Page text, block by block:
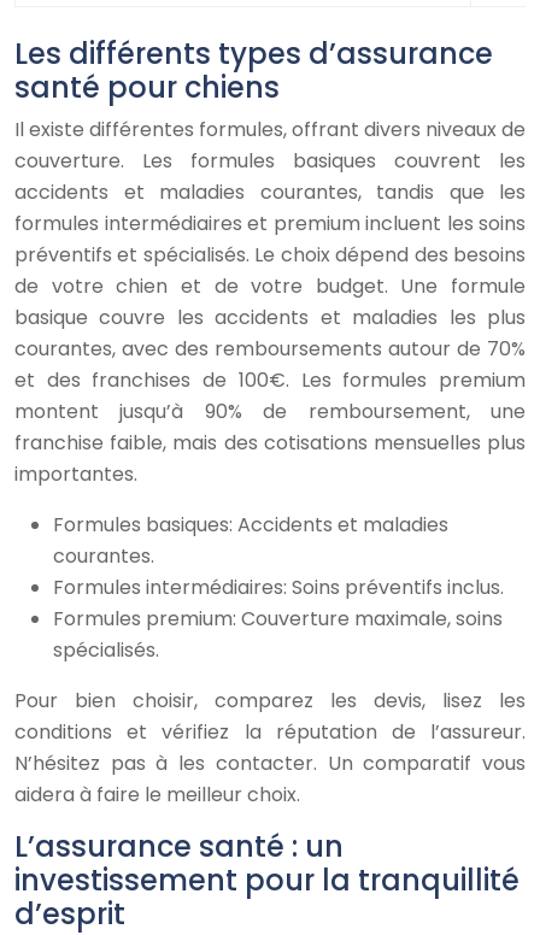
Les différents types d’assurance
santé pour chiens
Il existe différentes formules, offrant divers niveaux de
couverture. Les formules basiques couvrent les
accidents et maladies courantes, tandis que les
formules intermédiaires et premium incluent les soins
préventifs et spécialisés. Le choix dépend des besoins
de votre chien et de votre budget. Une formule
basique couvre les accidents et maladies les plus
courantes, avec des remboursements autour de 70%
et des franchises de 100€. Les formules premium
montent jusqu’à 90% de remboursement, une
franchise faible, mais des cotisations mensuelles plus
importantes.
Formules basiques: Accidents et maladies
courantes.
Formules intermédiaires: Soins préventifs inclus.
Formules premium: Couverture maximale, soins
spécialisés.
Pour bien choisir, comparez les devis, lisez les
conditions et vérifiez la réputation de l’assureur.
N’hésitez pas à les contacter. Un comparatif vous
aidera à faire le meilleur choix.
L’assurance santé : un
investissement pour la tranquillité
d’esprit